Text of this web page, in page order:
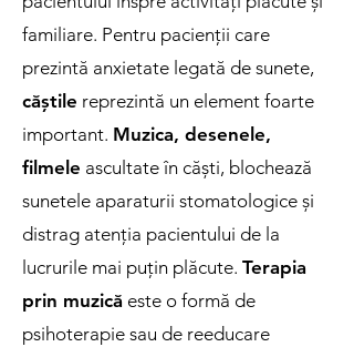
familiare. Pentru pacienții care
prezintă anxietate legată de sunete,
căștile reprezintă un element foarte
important. Muzica, desenele,
filmele ascultate în căști, blochează
sunetele aparaturii stomatologice și
distrag atenția pacientului de la
lucrurile mai puțin plăcute. Terapia
prin muzică este o formă de
psihoterapie sau de reeducare